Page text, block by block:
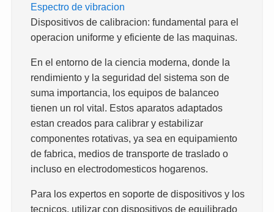
Espectro de vibracion
Dispositivos de calibracion: fundamental para el
operacion uniforme y eficiente de las maquinas.
En el entorno de la ciencia moderna, donde la
rendimiento y la seguridad del sistema son de
suma importancia, los equipos de balanceo
tienen un rol vital. Estos aparatos adaptados
estan creados para calibrar y estabilizar
componentes rotativas, ya sea en equipamiento
de fabrica, medios de transporte de traslado o
incluso en electrodomesticos hogarenos.
Para los expertos en soporte de dispositivos y los
tecnicos, utilizar con dispositivos de equilibrado